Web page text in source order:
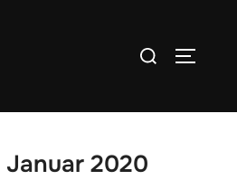
Suchen
Januar 2020